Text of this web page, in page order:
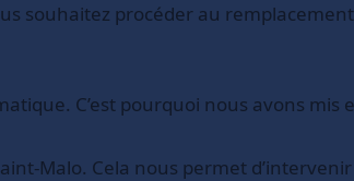
souhaitez procéder au
C’est pourquoi nous avons mis
Malo. Cela nous permet